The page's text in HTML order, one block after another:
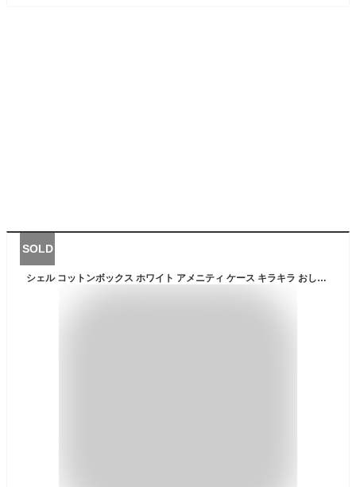
SOLD
シェル コットンボックス ホワイト アメニティ ケース キラキラ おしゃれ かわいい 小物入れ 小箱 ジュエリーボックス 貝殻 バリ雑貨 アジアン雑貨 マリンインテリア ハワイアン 西海岸